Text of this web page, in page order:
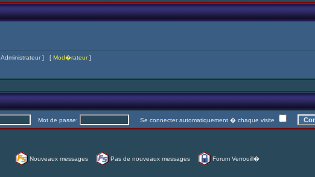
Administrateur] [ Mod�rateur]
Mot de passe: Se connecter automatiquement � chaque visite
Nouveaux messages Pas de nouveaux messages Forum Verrouill�